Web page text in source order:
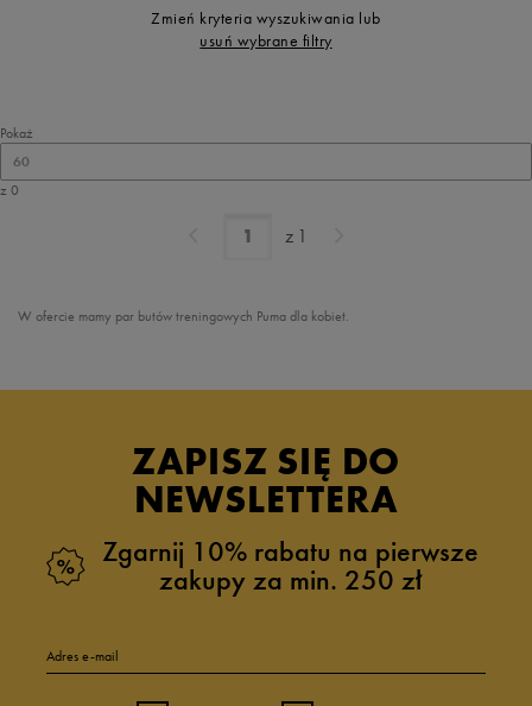
Zmień kryteria wyszukiwania lub
usuń wybrane filtry
Pokaż
60
z 0
z 1
W ofercie mamy par butów treningowych Puma dla kobiet.
ZAPISZ SIĘ DO
NEWSLETTERA
Zgarnij 10% rabatu na pierwsze
zakupy za min. 250 zł
Adres e-mail